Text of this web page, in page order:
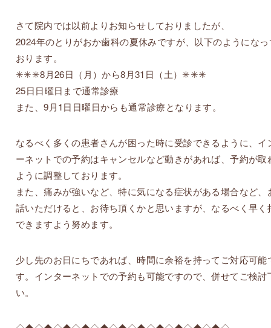
さて院内では以前よりお知らせしておりましたが、
2024年のとりがおか歯科の夏休みですが、以下のようにな
おります。
✳︎✳︎✳︎8月26日（月）から8月31日（土）✳︎✳︎✳︎
25日日曜日まで通常診療
また、9月1日日曜日からも通常診療となります。
なるべく多くの患者さんが困った時に受診できるように、イ
ーネットでの予約はキャンセルなど動きがあれば、予約が取
ように調整しております。
また、痛みが強いなど、特に気になる症状がある場合など、
話いただけると、お待ち頂くかと思いますが、なるべく早く
できますよう努めます。
少し先のお日にちであれば、時間に余裕を持ってご対応可能
す。インターネットでの予約も可能ですので、併せてご検討
い。